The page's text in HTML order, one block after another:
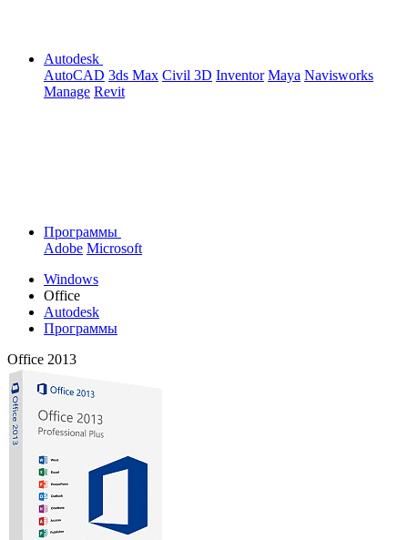
Autodesk
AutoCAD 3ds Max Civil 3D Inventor Maya Navisworks
Manage Revit
Программы
Adobe Microsoft
Windows
Office
Autodesk
Программы
Office 2013